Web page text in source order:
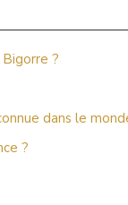
?
dans le
?